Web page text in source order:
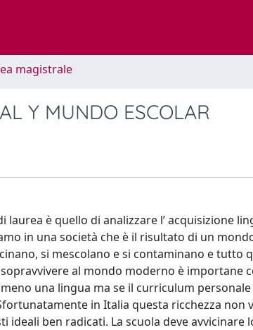
magistrale
Y MUNDO ESCOLAR
laurea è quello di analizzare l’ acquisizione
in una società che è il risultato di un
si mescolano e si contaminano e tutto
al mondo moderno è importane
una lingua ma se il curriculum
in Italia questa ricchezza non
ideali ben radicati. La scuola deve